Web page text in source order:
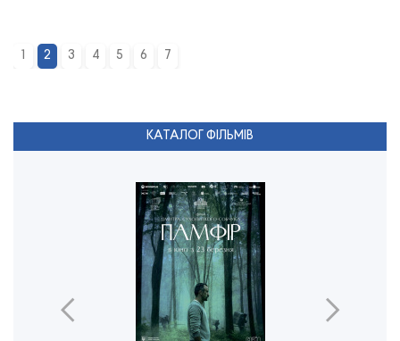
1 2 3 4 5 6 7
КАТАЛОГ ФІЛЬМІВ